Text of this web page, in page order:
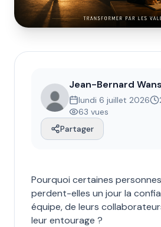
Jean-Bernard
lundi 6 juillet 2026
63 vues
Partager
Pourquoi certaines
perdent-elles un jour la
équipe, de leurs
leur entourage ?